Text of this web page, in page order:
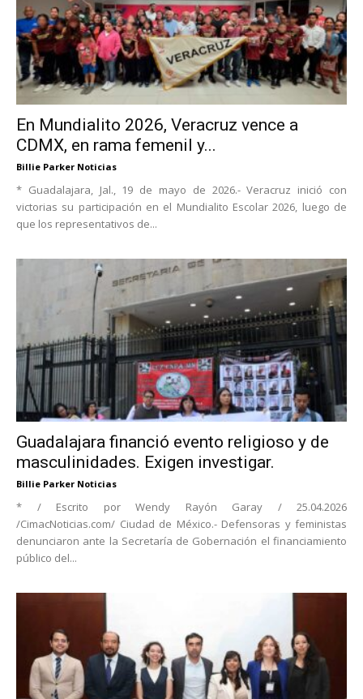
En Mundialito 2026, Veracruz vence a
CDMX, en rama femenil y...
Billie Parker Noticias
* Guadalajara, Jal., 19 de mayo de 2026.- Veracruz inició con
victorias su participación en el Mundialito Escolar 2026, luego de
que los representativos de...
Guadalajara financió evento religioso y de
masculinidades. Exigen investigar.
Billie Parker Noticias
* / Escrito por Wendy Rayón Garay / 25.04.2026
/CimacNoticias.com/ Ciudad de México.- Defensoras y feministas
denunciaron ante la Secretaría de Gobernación el financiamiento
público del...